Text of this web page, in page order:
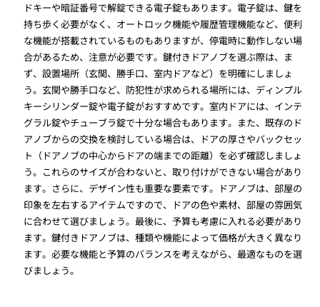
ドキーや暗証番号で解錠できる電子錠もあります。電子錠は、鍵を
持ち歩く必要がなく、オートロック機能や履歴管理機能など、便利
な機能が搭載されているものもありますが、停電時に動作しない場
合があるため、注意が必要です。鍵付きドアノブを選ぶ際は、ま
ず、設置場所（玄関、勝手口、室内ドアなど）を明確にしましょ
う。玄関や勝手口など、防犯性が求められる場所には、ディンプル
キーシリンダー錠や電子錠がおすすめです。室内ドアには、インテ
グラル錠やチューブラ錠で十分な場合もあります。また、既存のド
アノブからの交換を検討している場合は、ドアの厚さやバックセッ
ト（ドアノブの中心からドアの端までの距離）を必ず確認しましょ
う。これらのサイズが合わないと、取り付けができない場合があり
ます。さらに、デザイン性も重要な要素です。ドアノブは、部屋の
印象を左右するアイテムですので、ドアの色や素材、部屋の雰囲気
に合わせて選びましょう。最後に、予算も考慮に入れる必要があり
ます。鍵付きドアノブは、種類や機能によって価格が大きく異なり
ます。必要な機能と予算のバランスを考えながら、最適なものを選
びましょう。